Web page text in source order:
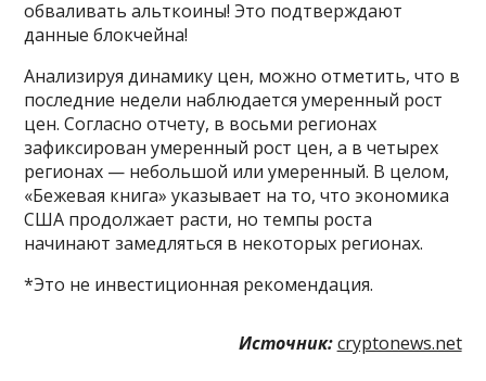
обваливать альткоины! Это подтверждают
данные блокчейна!
Анализируя динамику цен, можно отметить, что в
последние недели наблюдается умеренный рост
цен. Согласно отчету, в восьми регионах
зафиксирован умеренный рост цен, а в четырех
регионах — небольшой или умеренный. В целом,
«Бежевая книга» указывает на то, что экономика
США продолжает расти, но темпы роста
начинают замедляться в некоторых регионах.
*Это не инвестиционная рекомендация.
Источник: cryptonews.net